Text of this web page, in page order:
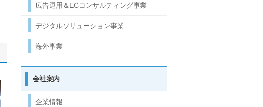
広告運用＆ECコンサルティング事業
デジタルソリューション事業
海外事業
会社案内
企業情報